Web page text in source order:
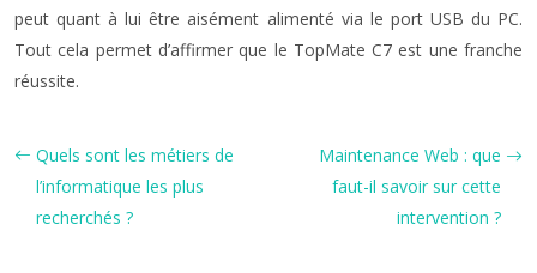
peut quant à lui être aisément alimenté via le port USB du PC.
Tout cela permet d’affirmer que le TopMate C7 est une franche
réussite.
Quels sont les métiers de
l’informatique les plus
recherchés ?
Maintenance Web : que
faut-il savoir sur cette
intervention ?